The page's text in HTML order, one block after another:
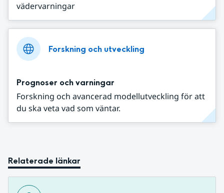
vädervarningar
Forskning och utveckling
Prognoser och varningar
Forskning och avancerad modellutveckling för att
du ska veta vad som väntar.
Relaterade länkar